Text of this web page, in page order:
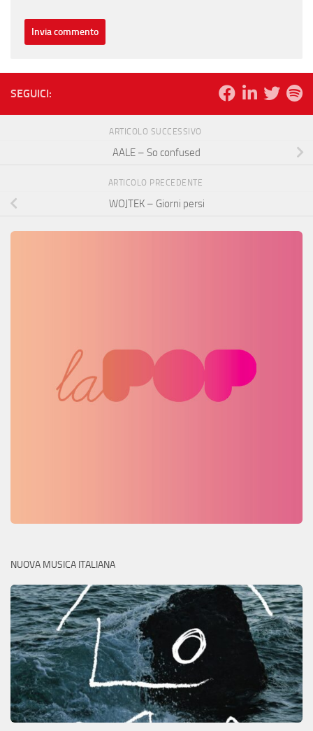
SEGUICI:
ARTICOLO SUCCESSIVO
AALE – So confused
ARTICOLO PRECEDENTE
WOJTEK – Giorni persi
NUOVA MUSICA ITALIANA